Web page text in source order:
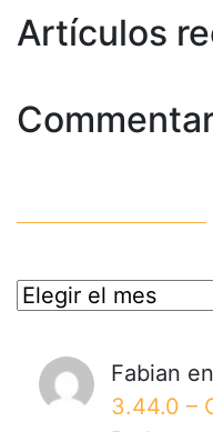
Artículos
posts
Fabian en
3.44.0 –